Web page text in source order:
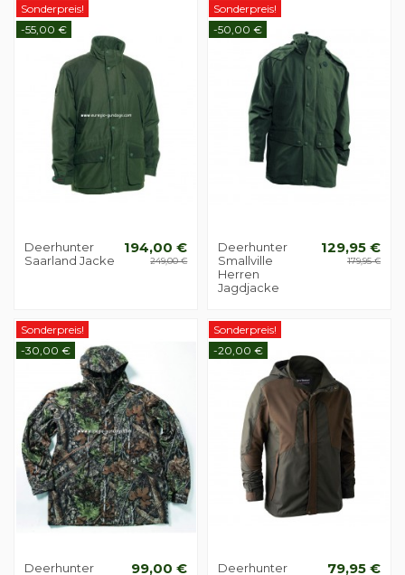
Sonderpreis!
-55,00 €
Deerhunter
Saarland Jacke
194,00 €
249,00 €
Sonderpreis!
-50,00 €
Deerhunter
Smallville
Herren
Jagdjacke
129,95 €
179,95 €
Sonderpreis!
-30,00 €
Deerhunter
99,00 €
Sonderpreis!
-20,00 €
Deerhunter
79,95 €